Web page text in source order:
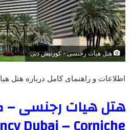
هتل هیات رجنسی - کورنیش دبی
اطلاعات و راهنمای کامل درباره هتل
هتل هیات رجنسی –